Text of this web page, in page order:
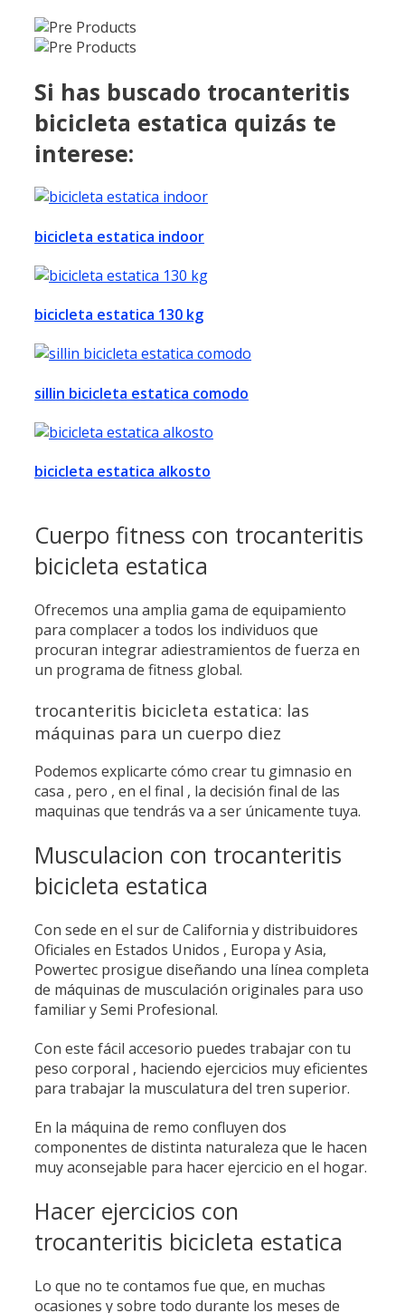
Si has buscado trocanteritis
bicicleta estatica quizás te
interese:
bicicleta estatica indoor
bicicleta estatica 130 kg
sillin bicicleta estatica comodo
bicicleta estatica alkosto
Cuerpo fitness con trocanteritis
bicicleta estatica
Ofrecemos una amplia gama de equipamiento
para complacer a todos los individuos que
procuran integrar adiestramientos de fuerza en
un programa de fitness global.
trocanteritis bicicleta estatica: las
máquinas para un cuerpo diez
Podemos explicarte cómo crear tu gimnasio en
casa , pero , en el final , la decisión final de las
maquinas que tendrás va a ser únicamente tuya.
Musculacion con trocanteritis
bicicleta estatica
Con sede en el sur de California y distribuidores
Oficiales en Estados Unidos , Europa y Asia,
Powertec prosigue diseñando una línea completa
de máquinas de musculación originales para uso
familiar y Semi Profesional.
Con este fácil accesorio puedes trabajar con tu
peso corporal , haciendo ejercicios muy eficientes
para trabajar la musculatura del tren superior.
En la máquina de remo confluyen dos
componentes de distinta naturaleza que le hacen
muy aconsejable para hacer ejercicio en el hogar.
Hacer ejercicios con
trocanteritis bicicleta estatica
Lo que no te contamos fue que, en muchas
ocasiones y sobre todo durante los meses de